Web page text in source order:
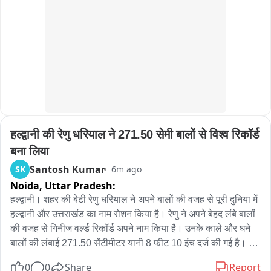
ਕੋਟਕਪੂਰਾ ਤੋਂ ਕੇ ਸੀ ਸੰਜੇ ਦੀ ਰਿਪੋਰਟ
हल्द्वानी की रेणु धरियाल ने 271.50 सेमी बालों से विश्व रिकॉर्ड
बना लिया
SK Santosh Kumar 6m ago
Noida, Uttar Pradesh:
हल्द्वानी। शहर की बेटी रेणु धरियाल ने अपने बालों की वजह से पूरी दुनिया में
हल्द्वानी और उत्तराखंड का नाम रोशन किया है। रेणु ने अपने बेहद लंबे बालों
की वजह से गिनीज वर्ल्ड रिकॉर्ड अपने नाम किया है। उनके काले और घने
बालों की लंबाई 271.50 सेंटीमीटर यानी 8 फीट 10 इंच दर्ज की गई है। इस
0 0 Share Report